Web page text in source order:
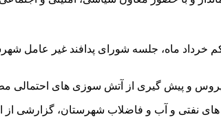
خرداد ماه، جلسه شورای پدافند غیر عامل
و پیش گیری از آتش سوزی های احتمالی
و آب و فاضلاب شهرستان، گزارشی از